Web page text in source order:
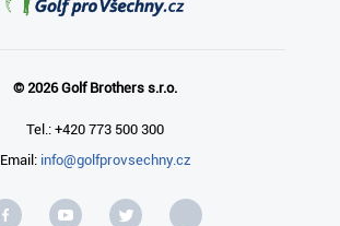
© 2026 Golf Brothers s.r.o.
Tel.: +420 773 500 300
Email: info@golfprovsechny.cz